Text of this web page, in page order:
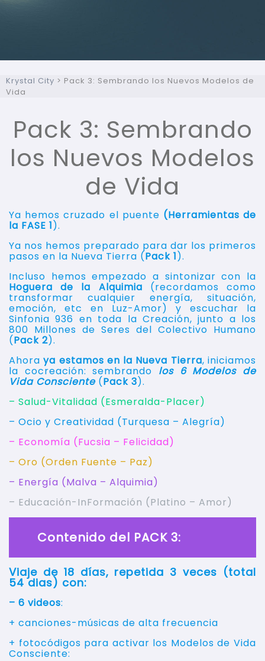
Krystal City > Pack 3: Sembrando los Nuevos Modelos de
Vida
Pack 3: Sembrando
los Nuevos Modelos
de Vida
Ya hemos cruzado el puente (Herramientas de
la FASE 1).
Ya nos hemos preparado para dar los primeros
pasos en la Nueva Tierra (Pack 1).
Incluso hemos empezado a sintonizar con la
Hoguera de la Alquimia (recordamos como
transformar cualquier energía, situación,
emoción, etc en Luz-Amor) y escuchar la
Sinfonia 936 en toda la Creación, junto a los
800 Millones de Seres del Colectivo Humano
(Pack 2).
Ahoraya estamos en la Nueva Tierra, iniciamos
la cocreación: sembrando los 6 Modelos de
Vida Consciente(Pack 3).
– Salud-Vitalidad (Esmeralda-Placer)
– Ocio y Creatividad (Turquesa – Alegría)
– Economía (Fucsia – Felicidad)
– Oro (Orden Fuente – Paz)
– Energía (Malva – Alquimia)
– Educación-InFormación (Platino – Amor)
Contenido del PACK 3:
Viaje de 18 días, repetida 3 veces (total
54 dias) con:
– 6 videos:
+ canciones-músicas de alta frecuencia
+ fotocódigos para activar los Modelos de Vida
Consciente: